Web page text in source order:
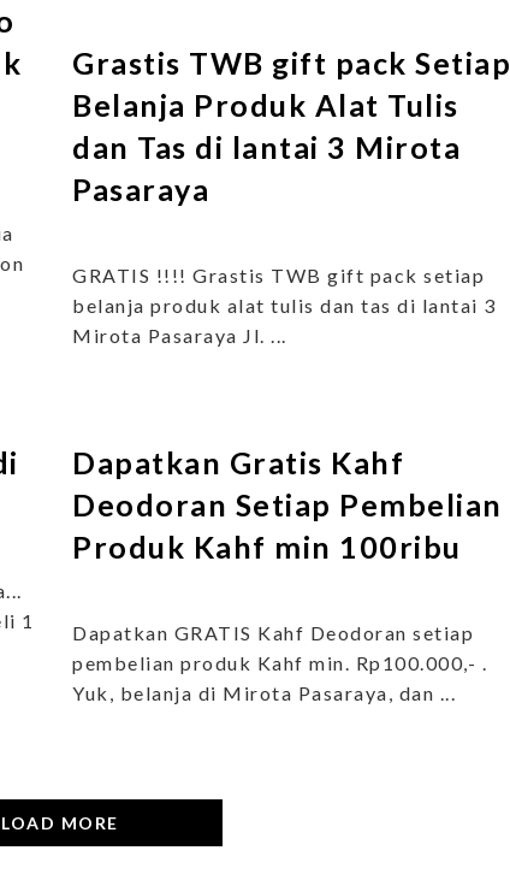
Grastis TWB gift pack Setiap
Belanja Produk Alat Tulis
dan Tas di lantai 3 Mirota
Pasaraya
GRATIS !!!! Grastis TWB gift pack setiap
belanja produk alat tulis dan tas di lantai 3
Mirota Pasaraya Jl. ...
1
Dapatkan Gratis Kahf
Deodoran Setiap Pembelian
Produk Kahf min 100ribu
Dapatkan GRATIS Kahf Deodoran setiap
pembelian produk Kahf min. Rp100.000,- .
Yuk, belanja di Mirota Pasaraya, dan ...
LOAD MORE